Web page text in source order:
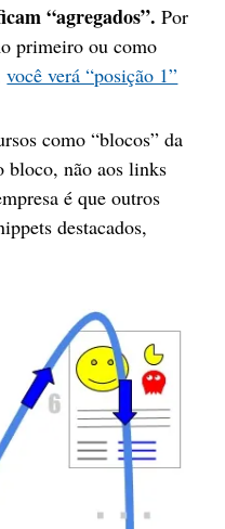
“agregados”.Por
primeiro ou como
você verá “posição 1”
como “blocos” da
bloco, não aos links
é que outros
destacados,